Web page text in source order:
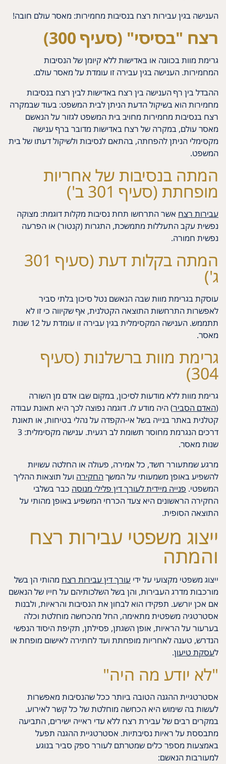
הענישה בגין עבירות רצח בנסיבות מחמירות: מאסר עולם חובה!
רצח "בסיסי" (סעיף 300)
גרימת מוות בכוונה או באדישות ללא קיומן של הנסיבות
המחמירות. הענישה בגין עבירה זו עומדת על מאסר עולם.
ההבדל בין רף הענישה בין רצח באדישות לבין רצח בנסיבות
מחמירות הוא בשיקול הדעת הניתן לבית המשפט: בעוד שבמקרה
רצח בנסיבות מחמירות מחויב בית המשפט לגזור על הנאשם
מאסר עולם, במקרה של רצח באדישות מדובר ברף ענישה
מקסימלי הניתן להפחתה, בהתאם לנסיבות ולשיקול דעתו של בית
המשפט.
המתה בנסיבות של אחריות
מופחתת (סעיף 301 ב')
עבירות רצח אשר התרחשו תחת נסיבות מקלות דוגמת: מצוקה
נפשית עקב התעללות מתמשכת, התגרות (קנטור) או הפרעה
נפשית חמורה.
המתה בקלות דעת (סעיף 301
ג')
עוסקת בגרימת מוות שבה הנאשם נטל סיכון בלתי סביר
לאפשרות התרחשות התוצאה הקטלנית, אף שקיווה כי זו לא
תתממש. הענישה המקסימלית בגין עבירה זו עומדת על 12 שנות
מאסר.
גרימת מוות ברשלנות (סעיף
304)
גרימת מוות ללא מודעות לסיכון, במקום שבו אדם מן השורה
(האדם הסביר) היה מודע לו. דוגמה נפוצה לכך היא תאונת עבודה
קטלנית באתר בנייה בשל אי-הקפדה על נהלי בטיחות, או תאונת
דרכים הנגרמת מחוסר תשומת לב רגעית. ענישה מקסימלית: 3
שנות מאסר.
מרגע שמתעורר חשד, כל אמירה, פעולה או החלטה עשויות
להשפיע באופן משמעותי על המשךהחקירה ועל תוצאות ההליך
המשפטי. פנייה מיידית לעורך דין פלילי מנוסה כבר בשלבי
החקירה הראשונים היא צעד הכרחי המשפיע באופן מהותי על
התוצאה הסופית.
ייצוג משפטי עבירות רצח
והמתה
ייצוג משפטי מקצועי על ידי עורך דין עבירות רצח מהותי הן בשל
מורכבות מדרג העבירות, והן בשל השלכותיהם על חייו של הנאשם
אם אכן יורשע. תפקידו הוא לבחון את הנסיבות והראיות, ולבנות
אסטרטגיה משפטית מתאימה, החל מהכחשה מוחלטת וכלה
בערעור על הראיות, אופן השגתן, פסילתן, תקיפת היסוד הנפשי
הנדרש, טענה לאחריות מופחתת ועד לחתירה לאישום מופחת או
לעסקת טיעון.
"לא יודע מה היה"
אסטרטגיית ההגנה הטובה ביותר ככל שהנסיבות מאפשרות
לעשות בה שימוש היא הכחשה מוחלטת של כל קשר לאירוע.
במקרים רבים של עבירת רצח ללא עדי ראייה ישירים, התביעה
מתבססת על ראיות נסיבתיות. אסטרטגיית ההגנה תפעל
באמצעות מספר כלים שמטרתם לעורר ספק סביר בנוגע
למעורבות הנאשם: